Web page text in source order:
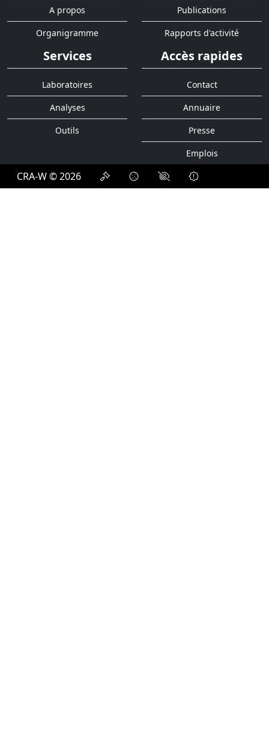
A propos
Organigramme
Publications
Rapports d'activité
Services
Laboratoires
Analyses
Outils
Accès rapides
Contact
Annuaire
Presse
Emplois
CRA-W © 2026